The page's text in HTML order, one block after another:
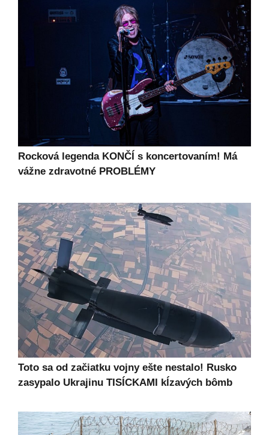
Rocková legenda KONČÍ s koncertovaním! Má
vážne zdravotné PROBLÉMY
Toto sa od začiatku vojny ešte nestalo! Rusko
zasypalo Ukrajinu TISÍCKAMI kĺzavých bômb